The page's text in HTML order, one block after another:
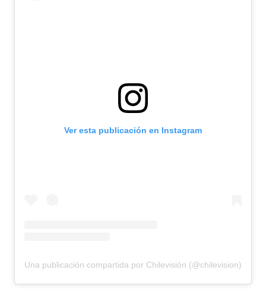
Ver esta publicación en Instagram
Una publicación compartida por Chilevisión (@chilevision)